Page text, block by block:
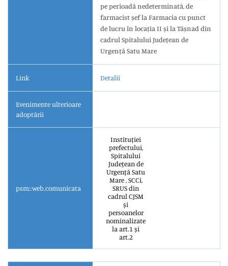
pe perioadă nedeterminată, de
farmacist șef la Farmacia cu punct
de lucru în locația II și la Tășnad din
cadrul Spitalului Județean de
Urgență Satu Mare
Link Detalii
Evenimente ulterioare
adoptării
psm::web.comunicata
Instituției
prefectului,
Spitalului
Județean de
Urgență Satu
Mare , SCCi,
SRUS din
cadrul CJSM
și
persoanelor
nominalizate
la art.1 și
art.2